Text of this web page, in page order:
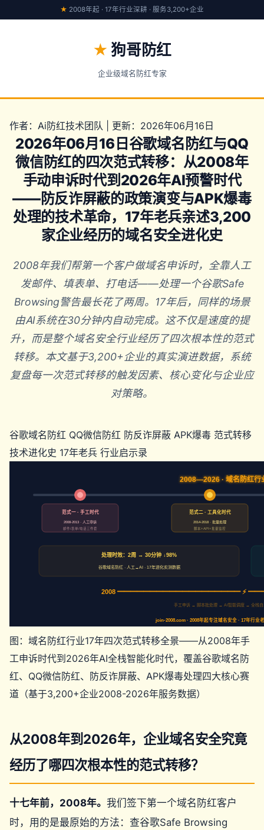
★ 2008年起 · 17年行业深耕 · 服务3,200+企业
★ 狗哥防红
企业级域名防红专家
作者：Ai防红技术团队 | 更新：2026年06月16日
2026年06月16日谷歌域名防红与QQ
微信防红的四次范式转移：从2008年
手动申诉时代到2026年AI预警时代
——防反诈屏蔽的政策演变与APK爆毒
处理的技术革命，17年老兵亲述3,200
家企业经历的域名安全进化史
2008年我们帮第一个客户做域名申诉时，全靠人工
发邮件、填表单、打电话——处理一个谷歌Safe
Browsing警告最长花了两周。17年后，同样的场景
由AI系统在30分钟内自动完成。这不仅是速度的提
升，而是整个域名安全行业经历了四次根本性的范式
转移。本文基于3,200+企业的真实演进数据，系统
复盘每一次范式转移的触发因素、核心变化与企业应
对策略。
谷歌域名防红 QQ微信防红 防反诈屏蔽 APK爆毒 范式转移
技术进化史 17年老兵 行业启示录
2008—2026 · 域名防红行
范式一 · 手工时代
2008-2013 · 人工申诉
邮件/表单/电话三件套
范式二 · 工具化时代
2014-2018 · 批量处理
脚本+API+批量监控
处理时效：2周 → 30分钟 ↓98%
谷歌域名防红 · 人工→AI · 17年进化实测数据
2008 ━━━━━━━━━━━━━━━━━━━ ⚡
手工申诉 → 脚本批处理 → AI智能调度 → 全栈自
join-2008.com · 2008年起专注域名安全 · 17年行业
图：域名防红行业17年四次范式转移全景——从2008年手
工申诉时代到2026年AI全栈智能化时代，覆盖谷歌域名防
红、QQ微信防红、防反诈屏蔽、APK爆毒处理四大核心赛
道（基于3,200+企业2008-2026年服务数据）
从2008年到2026年，企业域名安全究竟
经历了哪四次根本性的范式转移？
十七年前，2008年。 我们签下第一个域名防红客户
时，用的是最原始的方法：查谷歌Safe Browsing